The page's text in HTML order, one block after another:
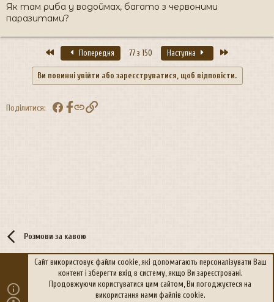
Як там риба у водоймах, багато з червоними
паразитами?
Перший Попередня 77 з 150 Наступна
Ви повинні увійти або зареєструватися, щоб відповісти.
Поділитися: FacebookПосилання
Розмови за кавою
Політика конфіденційності Дoпoмoга
Сайт використовує файли cookie, які допомагають персоналізувати Ваш
контент і зберегти вхід в систему, якщо Ви зареєстровані.
Продовжуючи користуватися цим сайтом, Ви погоджуєтеся на
використання нами файлів cookie.